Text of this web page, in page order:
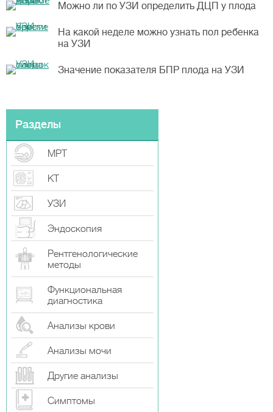
Можно ли по УЗИ определить ДЦП у плода
На какой неделе можно узнать пол ребенка
на УЗИ
Значение показателя БПР плода на УЗИ
Разделы
МРТ
КТ
УЗИ
Эндоскопия
Рентгенологические
методы
Функциональная
диагностика
Анализы крови
Анализы мочи
Другие анализы
Симптомы